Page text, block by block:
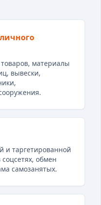
материалы
вывески,
и таргетированной
обмен
самозанятых.